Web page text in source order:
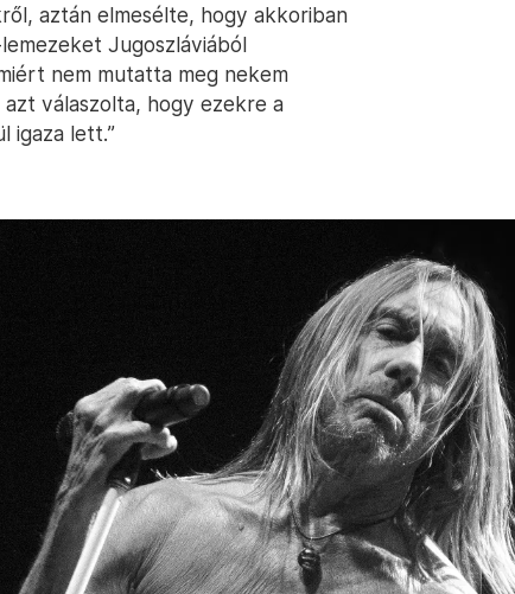
aztán elmesélte, hogy akkoriban
Jugoszláviából
nem mutatta meg nekem
válaszolta, hogy ezekre a
igaza lett.”